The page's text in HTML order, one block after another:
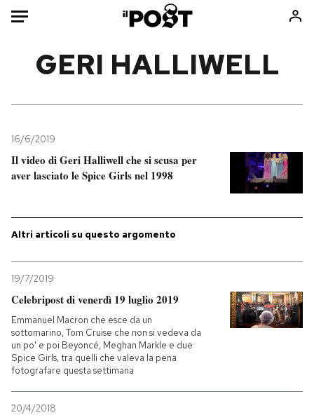
Mondo
Politica
Tecnologia
Scienza
Cultura
Economia
Sport
Consumismi
Media
Altrecose
PODCAST
NEWSLETTER
GERI HALLIWELL
16/6/2019
Il video di Geri Halliwell che si scusa per
aver lasciato le Spice Girls nel 1998
Altri articoli su questo argomento
19/7/2019
Celebripost di venerdì 19 luglio 2019
Emmanuel Macron che esce da un
sottomarino, Tom Cruise che non si vedeva da
un po' e poi Beyoncé, Meghan Markle e due
Spice Girls, tra quelli che valeva la pena
fotografare questa settimana
20/4/2018